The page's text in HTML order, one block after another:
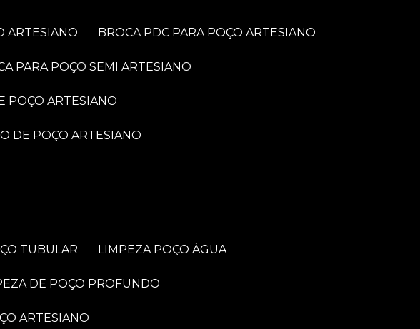
ARTESIANO BROCA PDC PARA POÇO ARTESIANO
PARA POÇO SEMI ARTESIANO
POÇO ARTESIANO
DE POÇO ARTESIANO
TUBULAR LIMPEZA POÇO ÁGUA
DE POÇO PROFUNDO
ARTESIANO